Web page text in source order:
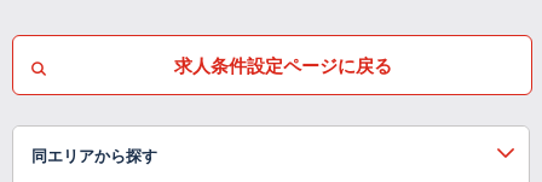
求人条件設定ページに戻る
同エリアから探す